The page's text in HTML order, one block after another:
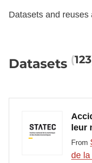
Datasets and reuses
Datasets 123
leur
From
de la